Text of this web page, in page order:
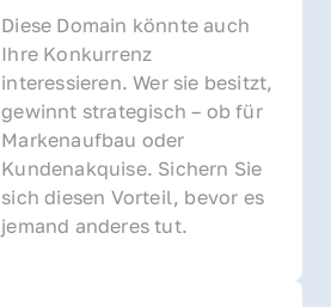
Diese Domain könnte auch
Ihre Konkurrenz
interessieren. Wer sie besitzt,
gewinnt strategisch – ob für
Markenaufbau oder
Kundenakquise. Sichern Sie
sich diesen Vorteil, bevor es
jemand anderes tut.